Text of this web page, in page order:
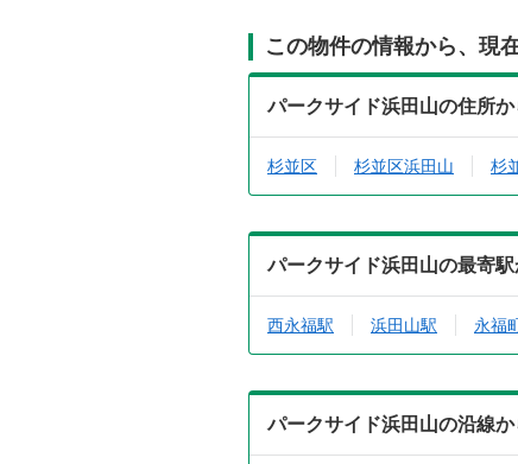
この物件の情報から、現
パークサイド浜田山の住所
杉並区 杉並区浜田山 杉
パークサイド浜田山の最寄
西永福駅 浜田山駅 永福
パークサイド浜田山の沿線